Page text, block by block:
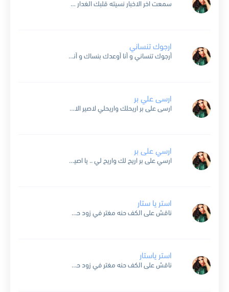
سمعت اخر الاخبار نسيته قلبك الغدار عيوني صارت لغيرك وقلبي من يدينك طار غرامي وحبي الاول بقدرة قادر اتبدل على المكشوف ما اخجل قلبي غيرك انته اختار لقيت اللي يناسبني...
ارجوك تنساني
أرجوك تنساني و أنا أوعدك بنساك و أنسى بأني في حياتك حبيبة ما دام غيري عايش الحب وياك ما ريد أكون بوسط قلبك غريبة كنت أفتكر فرحي على كف يمناك...
ارسى علي بر
ارسى على بر اريحلك واريحلي لاصير الاول بقلبك ولا تنساني لعب العواطف ترا ما عاد يصلحلي اللي يبيني يجي كله ويلقاني ارسى على بر اريحلك واريحلي لاصير الاول بقلبك ولا...
ارسي على بر
ارسي على بر اريح لك واريح لي .. يا اصير الاول بقلبك والا تنساني .. لعب العواطف ترى ما عاد يصلح لي .. اللي يبيني يجي كله ويلقاني .. ...
استر يا ستار
ناقش على الكف حنه مغتر في زود حسنه من بين ربعي ضحك لي أستر يا ستار منه في نظرته ل قصدني وسلهم برمشه وذبحني وشمعنى بس أنا يعني السالفه فيها...
استر ياستار
ناقش على الكف حنه مغتر في زود حسنه من بين ربعي ضحك لي استر يا ستار منه في نظرته لـ قصدني وسلهم بـ رمشه وذبحني وش معنى بس انا يعني...